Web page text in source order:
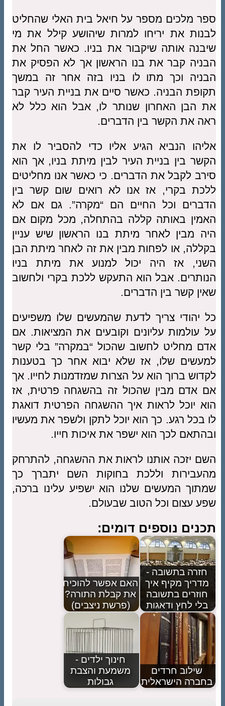
ספר מלכים מספר על חיאל בית האלי שהחליט
לבנות את יריחו למרות שיהושע קילל את מי
שיבנה אותה שיקבור את בניו. כאשר החל את
הבניה קבר את בנו הראשון אך לא הפסיק את
הבניה וכך מתו לו בניו בזה אחר זה במשך
תקופת הבניה. כאשר סיים את בניית העיר קבר
את הבן האחרון שנותר לו, אבל הוא כלל לא
ראה את הקשר בין הדברים.
אליהו הנביא הגיע אליו כדי להסביר לו את
הקשר בין בניית העיר לבין מיתת בניו, אך הוא
סירב לקבל את הדברים. כי כאשר אנו מחליטים
ללכת בקרי, אז אנו לא רואים שום קשר בין
הדברים וכל החיים הם “מקרה”. גם אם לא
האמין באותה קללה בהתחלה, מכל מקום אם
היה מבין לאחר מיתת בנו הראשון שיש עניין
בקללה, או לפחות מבין את זה לאחר מיתת הבן
השני, אז היה יכול למנוע את מיתת בניו
הנותרים. אבל הוא התעקש ללכת בקרי ולחשוב
שאין קשר בין הדברים.
כל יהודי צריך לדעת שהמעשים שלו משפיעים
על עולמות עליונים וקובעים את המציאות. אם
אדם מחליט לחשוב שהכול “במקרה” בלי קשר
למעשים שלו, אז שלא יבוא אחר כך בטענות
לקדוש ברוך הוא על הצרות שמזדמנות לחייו. אך
אם אדם מבין שהכול זה בהשגחה פרטית, אז
הוא יוכל לראות איך ההשגחה הפרטית דואגת
לו בכל רגע. כך הוא יוכל לתקן ולשפר את מעשיו
ובהתאם לכך הוא ישפר את איכות חייו.
השם יזכה אותנו לראות את ההשגחה, להתרחק
מהעבירות וללכת בחוקות השם יתברך כך
שמתוך המעשים שלנו הוא ישפיע עלינו ברכה,
שפע עצום וכל הטוב שבעולם.
תכנים נוספים דומים:
חזרה בתשובה -
מדריך מקיף איך
חוזרים בתשובה
בלי לחץ ודאגות
האם אפשר להוכיח
את קבלת התורה?
(פרשת ניצבים)
שילוב חרדים
בחברה הישראלית
חינוך ילדים -
משמעת והצבת
גבולות